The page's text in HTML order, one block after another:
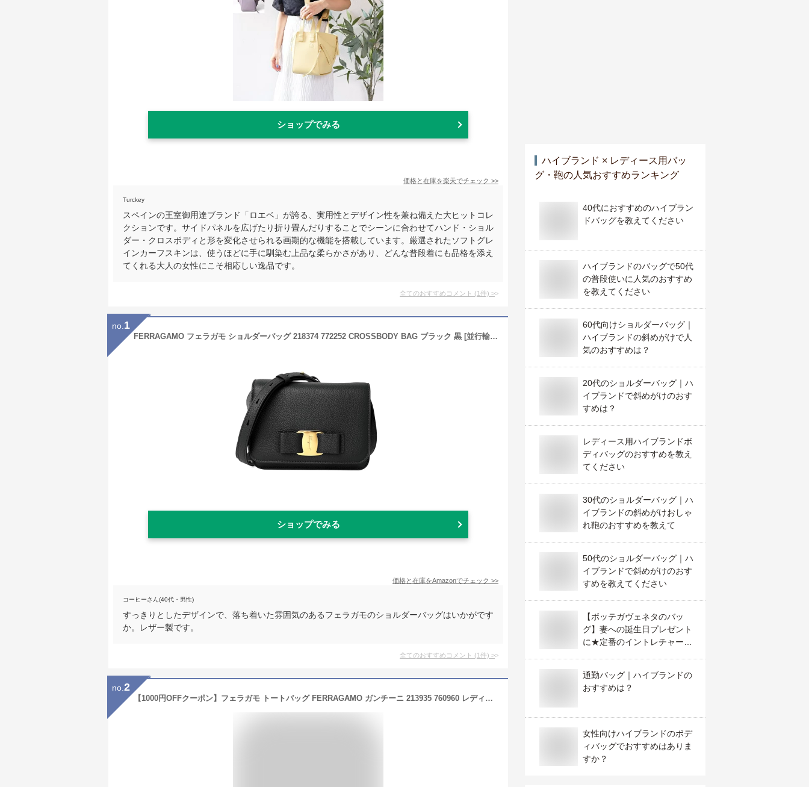
ショップでみる
価格と在庫を楽天でチェック >>
Turckey
スペインの王室御用達ブランド「ロエベ」が誇る、実用性とデザイン性を兼ね備えた大ヒットコレ
クションです。サイドパネルを広げたり折り畳んだりすることでシーンに合わせてハンド・ショル
ダー・クロスボディと形を変化させられる画期的な機能を搭載しています。厳選されたソフトグレ
インカーフスキンは、使うほどに手に馴染む上品な柔らかさがあり、どんな普段着にも品格を添え
てくれる大人の女性にこそ相応しい逸品です。
全てのおすすめコメント (1件) >
no. 1
FERRAGAMO フェラガモ ショルダーバッグ 218374 772252 CROSSBODY BAG ブラック 黒 [並行輸入品]
ショップでみる
価格と在庫をAmazonでチェック >>
コーヒーさん(40代・男性)
すっきりとしたデザインで、落ち着いた雰囲気のあるフェラガモのショルダーバッグはいかがです
か。レザー製です。
全てのおすすめコメント (1件) >
no. 2
【1000円OFFクーポン】フェラガモ トートバッグ FERRAGAMO ガンチーニ 213935 760960 レディース ブラック
ハイブランド × レディース用バッ
グ・鞄の人気おすすめランキング
40代におすすめのハイブラン
ドバッグを教えてください
ハイブランドのバッグで50代
の普段使いに人気のおすすめ
を教えてください
60代向けショルダーバッグ｜
ハイブランドの斜めがけで人
気のおすすめは？
20代のショルダーバッグ｜ハ
イブランドで斜めがけのおす
すめは？
レディース用ハイブランドボ
ディバッグのおすすめを教え
てください
30代のショルダーバッグ｜ハ
イブランドの斜めがけおしゃ
れ鞄のおすすめを教えて
50代のショルダーバッグ｜ハ
イブランドで斜めがけのおす
すめを教えてください
【ボッテガヴェネタのバッ
グ】妻への誕生日プレゼント
に★定番のイントレチャート
通勤バッグ｜ハイブランドの
おすすめは？
女性向けハイブランドのボデ
ィバッグでおすすめはありま
すか？